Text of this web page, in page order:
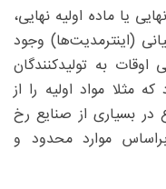
یا ماده اولیه نهایی،
(اینترمدیت‌ها) وجود
به تولیدکنندگان
مثلا مواد اولیه را از
در بسیاری از صنایع رخ
موارد محدود و